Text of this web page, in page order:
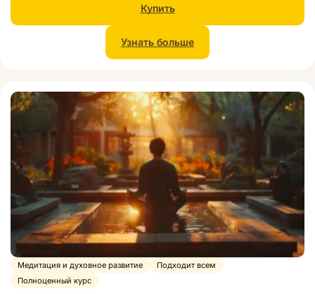
Купить
Узнать больше
Медитация и духовное развитие
Подходит всем
Полноценный курс